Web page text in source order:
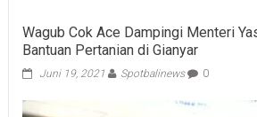
Wagub Cok Ace Dampingi Menteri
Bantuan Pertanian di Gianyar
Juni 19, 2021 Spotbalinews 0